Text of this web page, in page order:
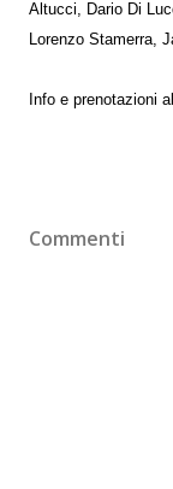
Altucci, Dario Di
Lorenzo Stamerra,
Info e prenotazioni
Commenti